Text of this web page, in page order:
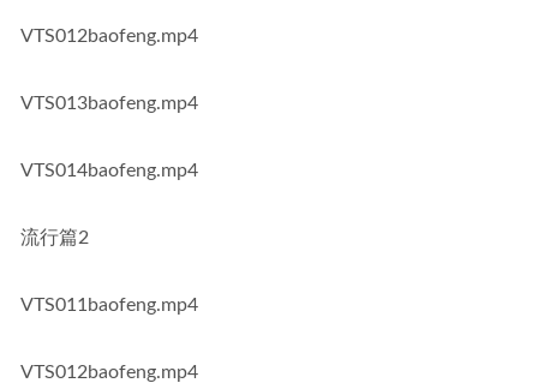
VTS012baofeng.mp4
VTS013baofeng.mp4
VTS014baofeng.mp4
流行篇2
VTS011baofeng.mp4
VTS012baofeng.mp4